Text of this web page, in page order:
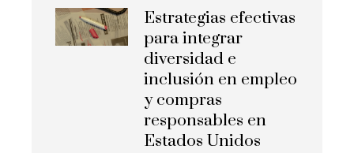
Estrategias efectivas
para integrar
diversidad e
inclusión en empleo
y compras
responsables en
Estados Unidos